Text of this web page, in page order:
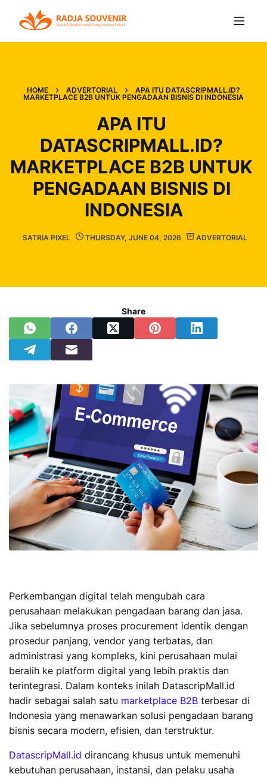
HOME ADVERTORIAL
APA ITU DATASCRIPMALL.ID?
MARKETPLACE B2B UNTUK PENGADAAN BISNIS DI INDONESIA
APA ITU
DATASCRIPMALL.ID?
MARKETPLACE B2B UNTUK
PENGADAAN BISNIS DI
INDONESIA
SATRIA PIXEL THURSDAY, JUNE 04, 2026 ADVERTORIAL
Share
Perkembangan digital telah mengubah cara
perusahaan melakukan pengadaan barang dan jasa.
Jika sebelumnya proses procurement identik dengan
prosedur panjang, vendor yang terbatas, dan
administrasi yang kompleks, kini perusahaan mulai
beralih ke platform digital yang lebih praktis dan
terintegrasi. Dalam konteks inilah DatascripMall.id
hadir sebagai salah satu marketplace B2B terbesar di
Indonesia yang menawarkan solusi pengadaan barang
bisnis secara modern, efisien, dan terstruktur.
DatascripMall.id dirancang khusus untuk memenuhi
kebutuhan perusahaan, instansi, dan pelaku usaha